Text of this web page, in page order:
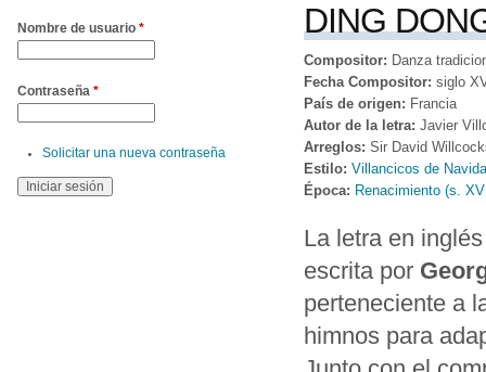
DING
Compositor: Danza
Fecha Compositor: siglo
País de origen: Francia
Autor de la letra: Javier
Arreglos: Sir David
Estilo: Villancicos de
Época: Renacimiento (s.
La letra en
escrita por
perteneciente a
himnos para
Nombre de usuario *
Contraseña *
Solicitar una nueva contraseña